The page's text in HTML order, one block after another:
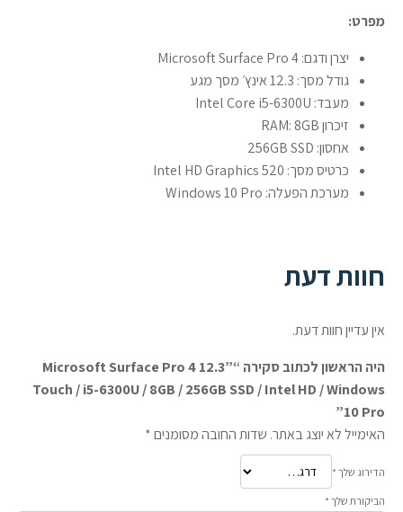
מפרט:
יצרן ודגם: Microsoft Surface Pro 4
גודל מסך: 12.3 אינץ׳ מסך מגע
מעבד: Intel Core i5-6300U
זיכרון RAM: 8GB
אחסון: 256GB SSD
כרטיס מסך: Intel HD Graphics 520
מערכת הפעלה: Windows 10 Pro
חוות דעת
אין עדיין חוות דעת.
היה הראשון לכתוב סקירה “Microsoft Surface Pro 4 12.3”
Touch / i5-6300U / 8GB / 256GB SSD / Intel HD / Windows
10 Pro”
האימייל לא יוצג באתר. שדות החובה מסומנים*
הדירוג שלך *
הביקורת שלך *